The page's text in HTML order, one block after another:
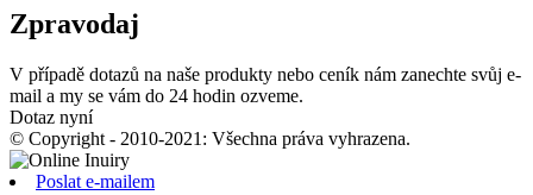
Zpravodaj
V případě dotazů na naše produkty nebo ceník nám zanechte svůj e-
mail a my se vám do 24 hodin ozveme.
Dotaz nyní
© Copyright - 2010-2021: Všechna práva vyhrazena.
Poslat e-mailem